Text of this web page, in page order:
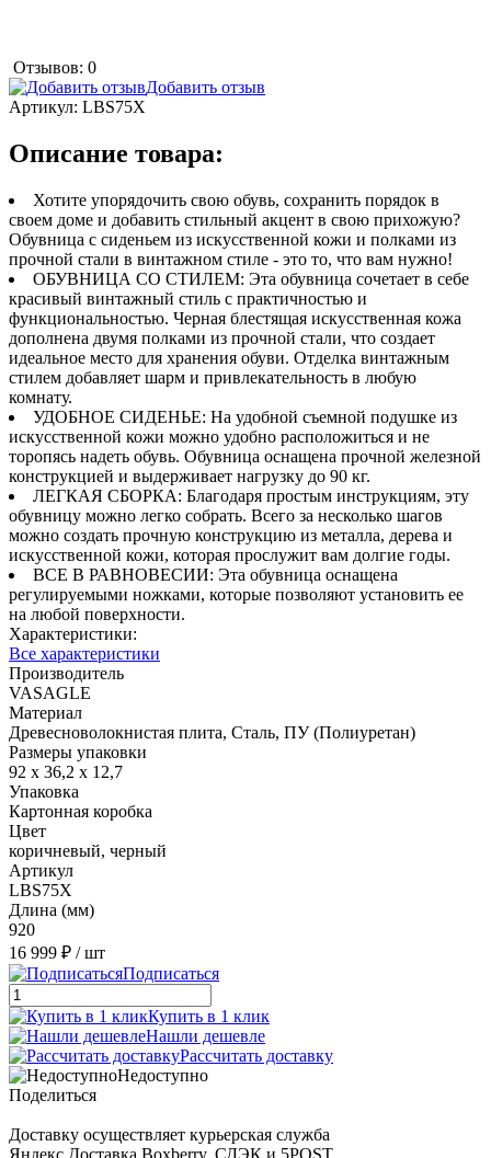
Отзывов: 0
Добавить отзыв
Артикул: LBS75X
Описание товара:
Хотите упорядочить свою обувь, сохранить порядок в
своем доме и добавить стильный акцент в свою прихожую?
Обувница с сиденьем из искусственной кожи и полками из
прочной стали в винтажном стиле - это то, что вам нужно!
ОБУВНИЦА СО СТИЛЕМ: Эта обувница сочетает в себе
красивый винтажный стиль с практичностью и
функциональностью. Черная блестящая искусственная кожа
дополнена двумя полками из прочной стали, что создает
идеальное место для хранения обуви. Отделка винтажным
стилем добавляет шарм и привлекательность в любую
комнату.
УДОБНОЕ СИДЕНЬЕ: На удобной съемной подушке из
искусственной кожи можно удобно расположиться и не
торопясь надеть обувь. Обувница оснащена прочной железной
конструкцией и выдерживает нагрузку до 90 кг.
ЛЕГКАЯ СБОРКА: Благодаря простым инструкциям, эту
обувницу можно легко собрать. Всего за несколько шагов
можно создать прочную конструкцию из металла, дерева и
искусственной кожи, которая прослужит вам долгие годы.
ВСЕ В РАВНОВЕСИИ: Эта обувница оснащена
регулируемыми ножками, которые позволяют установить ее
на любой поверхности.
Характеристики:
Все характеристики
Производитель
VASAGLE
Материал
Древесноволокнистая плита, Сталь, ПУ (Полиуретан)
Размеры упаковки
92 х 36,2 х 12,7
Упаковка
Картонная коробка
Цвет
коричневый, черный
Артикул
LBS75X
Длина (мм)
920
16 999 ₽ / шт
Подписаться
Купить в 1 клик
Нашли дешевле
Рассчитать доставку
Недоступно
Поделиться
Доставку осуществляет курьерская служба
Яндекс.Доставка,Boxberry, СДЭК и 5POST